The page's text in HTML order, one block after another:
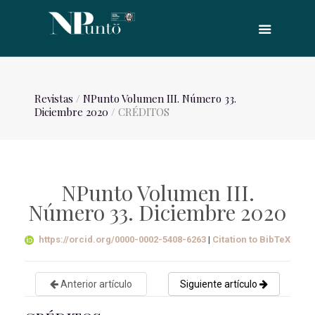
Revistas / NPunto Volumen III. Número 33.
Diciembre 2020 / CRÉDITOS
NPunto Volumen III.
Número 33. Diciembre 2020
https://orcid.org/0000-0002-5408-6263| Citation to BibTeX
Anterior artículo Siguiente artículo